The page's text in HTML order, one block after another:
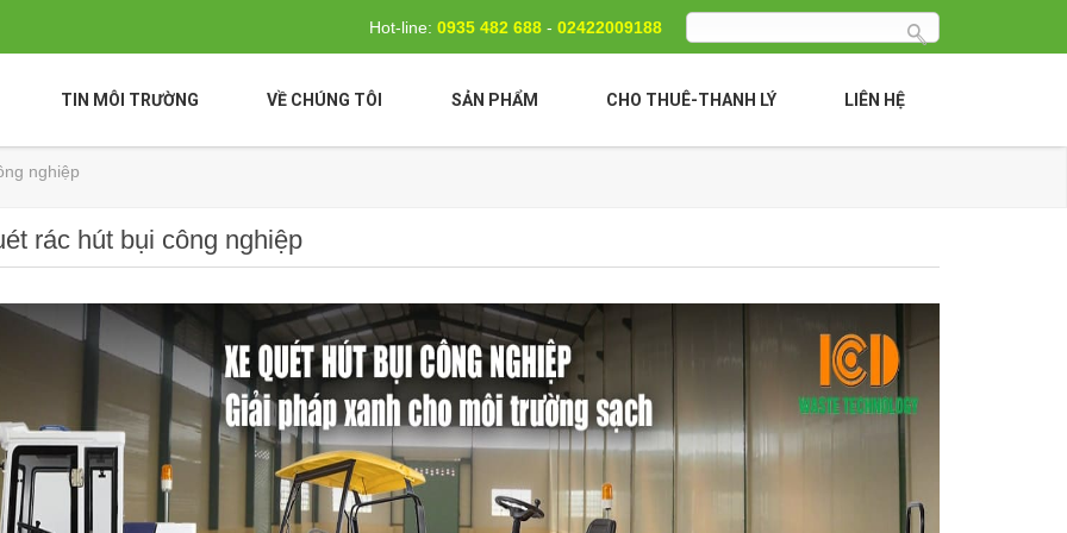
Hot-line: 0935 482 688 - 02422009188
TIN MÔI TRƯỜNG VỀ CHÚNG TÔI SẢN PHẨM CHO THUÊ-THANH LÝ LIÊN HỆ
nghiệp
rác hút bụi công nghiệp